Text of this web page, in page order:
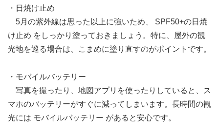
・日焼け止め
5月の紫外線は思った以上に強いため、 SPF50+の日焼
け止め をしっかり塗っておきましょう。特に、屋外の観
光地を巡る場合は、こまめに塗り直すのがポイントです。
・モバイルバッテリー
写真を撮ったり、地図アプリを使ったりしていると、ス
マホのバッテリーがすぐに減ってしまいます。長時間の観
光には モバイルバッテリー があると安心です。